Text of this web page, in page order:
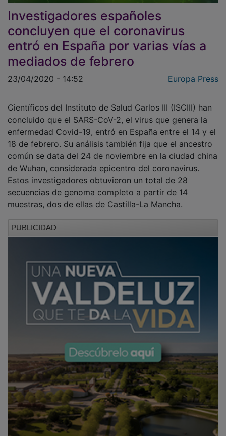
Investigadores españoles
concluyen que el coronavirus
entró en España por varias vías a
mediados de febrero
concluido que el SARS-CoV-2, el virus que genera la
enfermedad Covid-19, entró en España entre el 14 y el
18 de febrero. Su análisis también fija que el ancestro
común se data del 24 de noviembre en la ciudad china
de Wuhan, considerada epicentro del coronavirus.
Estos investigadores obtuvieron un total de 28
secuencias de genoma completo a partir de 14
muestras, dos de ellas de Castilla-La Mancha.